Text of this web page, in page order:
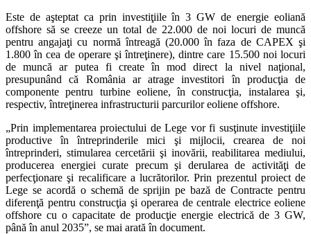
Este de aşteptat ca prin investiţiile în 3 GW de energie eoliană
offshore să se creeze un total de 22.000 de noi locuri de muncă
pentru angajaţi cu normă întreagă (20.000 în faza de CAPEX şi
1.800 în cea de operare şi întreţinere), dintre care 15.500 noi locuri
de muncă ar putea fi create în mod direct la nivel naţional,
presupunând că România ar atrage investitori în producţia de
componente pentru turbine eoliene, în construcţia, instalarea şi,
respectiv, întreţinerea infrastructurii parcurilor eoliene offshore.
„Prin implementarea proiectului de Lege vor fi susţinute investiţiile
productive în întreprinderile mici şi mijlocii, crearea de noi
întreprinderi, stimularea cercetării şi inovării, reabilitarea mediului,
producerea energiei curate precum şi derularea de activităţi de
perfecţionare şi recalificare a lucrătorilor. Prin prezentul proiect de
Lege se acordă o schemă de sprijin pe bază de Contracte pentru
diferenţă pentru construcţia şi operarea de centrale electrice eoliene
offshore cu o capacitate de producţie energie electrică de 3 GW,
până în anul 2035”, se mai arată în document.